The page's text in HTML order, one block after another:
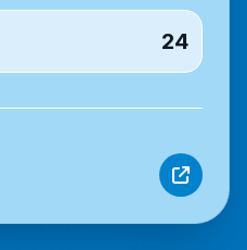
24